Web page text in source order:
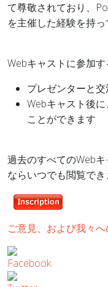
て尊敬されており、
を主催した経験を持っ
Webキャストに参加す
プレゼンターと交
Webキャスト後
ことができます
過去のすべてのWeb
ならいつでも閲覧でき
ご意見、および我々